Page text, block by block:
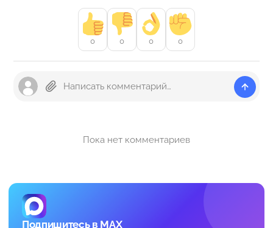
0 0 0 0
Пока нет комментариев
Подпишитесь в MAX